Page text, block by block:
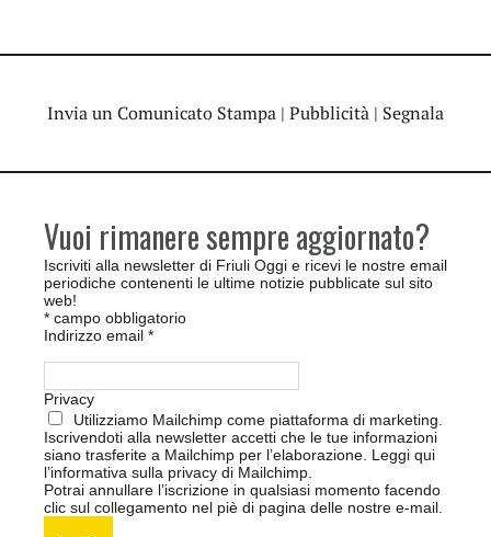
Invia un Comunicato Stampa | Pubblicità | Segnala
Vuoi rimanere sempre aggiornato?
Iscriviti alla newsletter di Friuli Oggi e ricevi le nostre email
periodiche contenenti le ultime notizie pubblicate sul sito
web!
* campo obbligatorio
Indirizzo email *
Privacy
Utilizziamo Mailchimp come piattaforma di marketing.
Iscrivendoti alla newsletter accetti che le tue informazioni
siano trasferite a Mailchimp per l’elaborazione. Leggi qui
l’informativa sulla privacy di Mailchimp
Potrai annullare l’iscrizione in qualsiasi momento facendo
clic sul collegamento nel piè di pagina delle nostre e-mail.